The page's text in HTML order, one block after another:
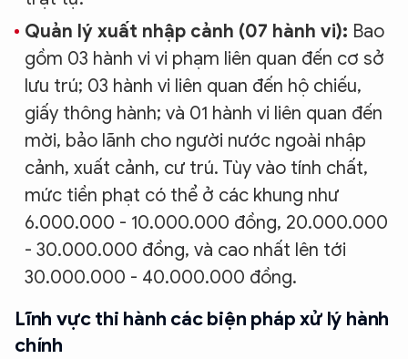
Quản lý xuất nhập cảnh (07 hành vi): Bao
gồm 03 hành vi vi phạm liên quan đến cơ sở
lưu trú; 03 hành vi liên quan đến hộ chiếu,
giấy thông hành; và 01 hành vi liên quan đến
mời, bảo lãnh cho người nước ngoài nhập
cảnh, xuất cảnh, cư trú. Tùy vào tính chất,
mức tiền phạt có thể ở các khung như
6.000.000 - 10.000.000 đồng, 20.000.000
- 30.000.000 đồng, và cao nhất lên tới
30.000.000 - 40.000.000 đồng.
Lĩnh vực thi hành các biện pháp xử lý hành
chính